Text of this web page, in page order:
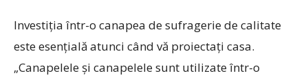
Investiția într-o canapea de sufragerie de calitate
este esențială atunci când vă proiectați casa.
„Canapelele și canapelele sunt utilizate într-o